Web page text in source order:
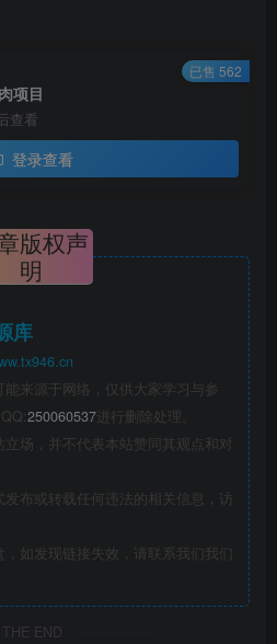
项目
查看
登录查看
已售 562
版权声
明
库
来源于网络，仅供大家学习与参
250060537进行删除处理。
场，并不代表本站赞同其观点和对
布或转载任何违法的相关信息，访
如发现链接失效，请联系我们我们
THE END